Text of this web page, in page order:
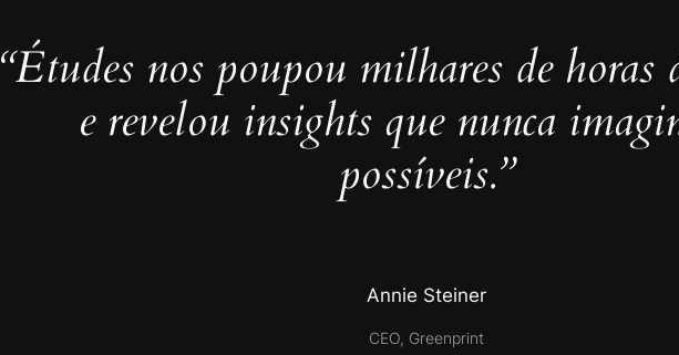
“Études nos poupou milhares de horas
e revelou insights que nunca
possíveis.”
Annie Steiner
CEO, Greenprint